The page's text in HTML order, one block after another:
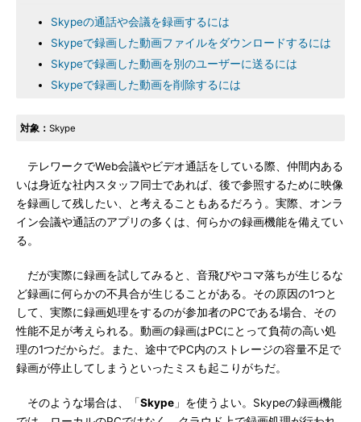
Skypeの通話や会議を録画するには
Skypeで録画した動画ファイルをダウンロードするには
Skypeで録画した動画を別のユーザーに送るには
Skypeで録画した動画を削除するには
対象： Skype
テレワークでWeb会議やビデオ通話をしている際、仲間内ある
いは身近な社内スタッフ同士であれば、後で参照するために映像
を録画して残したい、と考えることもあるだろう。実際、オンラ
イン会議や通話のアプリの多くは、何らかの録画機能を備えてい
る。
だが実際に録画を試してみると、音飛びやコマ落ちが生じるな
ど録画に何らかの不具合が生じることがある。その原因の1つと
して、実際に録画処理をするのが参加者のPCである場合、その
性能不足が考えられる。動画の録画はPCにとって負荷の高い処
理の1つだからだ。また、途中でPC内のストレージの容量不足で
録画が停止してしまうといったミスも起こりがちだ。
そのような場合は、「Skype 」を使うよい。Skypeの録画機能